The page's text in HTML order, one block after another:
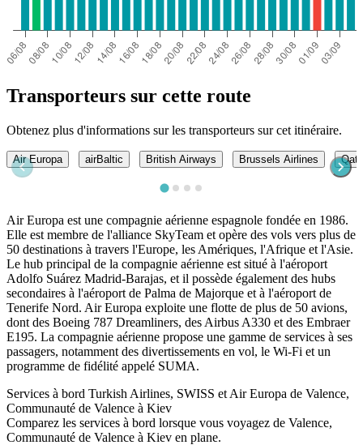
Transporteurs sur cette route
Obtenez plus d'informations sur les transporteurs sur cet itinéraire.
Air Europa airBaltic British Airways Brussels Airlines
Air Europa est une compagnie aérienne espagnole fondée en 1986.
Elle est membre de l'alliance SkyTeam et opère des vols vers plus de
50 destinations à travers l'Europe, les Amériques, l'Afrique et l'Asie.
Le hub principal de la compagnie aérienne est situé à l'aéroport
Adolfo Suárez Madrid-Barajas, et il possède également des hubs
secondaires à l'aéroport de Palma de Majorque et à l'aéroport de
Tenerife Nord. Air Europa exploite une flotte de plus de 50 avions,
dont des Boeing 787 Dreamliners, des Airbus A330 et des Embraer
E195. La compagnie aérienne propose une gamme de services à ses
passagers, notamment des divertissements en vol, le Wi-Fi et un
programme de fidélité appelé SUMA.
Services à bord Turkish Airlines, SWISS et Air Europa de Valence,
Communauté de Valence à Kiev
Comparez les services à bord lorsque vous voyagez de Valence,
Communauté de Valence à Kiev en plane.